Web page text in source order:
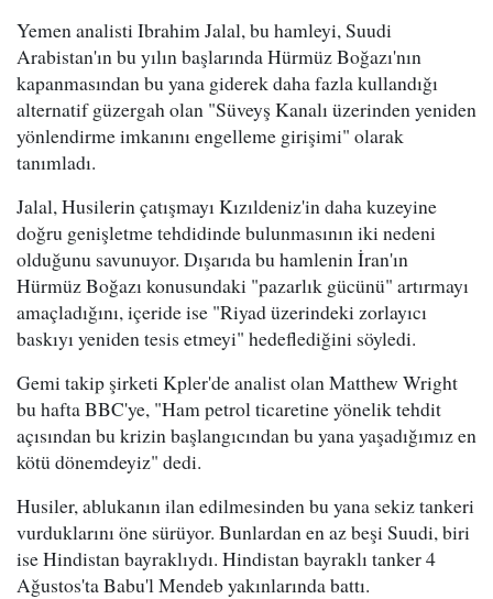
Yemen analisti Ibrahim Jalal, bu hamleyi, Suudi
Arabistan'ın bu yılın başlarında Hürmüz Boğazı'nın
kapanmasından bu yana giderek daha fazla kullandığı
alternatif güzergah olan "Süveyş Kanalı üzerinden yeniden
yönlendirme imkanını engelleme girişimi" olarak
tanımladı.
Jalal, Husilerin çatışmayı Kızıldeniz'in daha kuzeyine
doğru genişletme tehdidinde bulunmasının iki nedeni
olduğunu savunuyor. Dışarıda bu hamlenin İran'ın
Hürmüz Boğazı konusundaki "pazarlık gücünü" artırmayı
amaçladığını, içeride ise "Riyad üzerindeki zorlayıcı
baskıyı yeniden tesis etmeyi" hedeflediğini söyledi.
Gemi takip şirketi Kpler'de analist olan Matthew Wright
bu hafta BBC'ye, "Ham petrol ticaretine yönelik tehdit
açısından bu krizin başlangıcından bu yana yaşadığımız en
kötü dönemdeyiz" dedi.
Husiler, ablukanın ilan edilmesinden bu yana sekiz tankeri
vurduklarını öne sürüyor. Bunlardan en az beşi Suudi, biri
ise Hindistan bayraklıydı. Hindistan bayraklı tanker 4
Ağustos'ta Babu'l Mendeb yakınlarında battı.